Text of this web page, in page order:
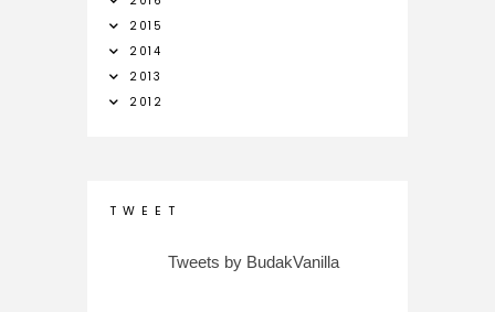
2015
2014
2013
2012
T W E E T
Tweets by BudakVanilla